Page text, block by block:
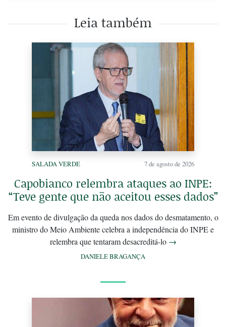
Leia também
SALADA VERDE 7 de agosto de 2026
Capobianco relembra ataques ao INPE:
“Teve gente que não aceitou esses dados”
Em evento de divulgação da queda nos dados do desmatamento, o
ministro do Meio Ambiente celebra a independência do INPE e
relembra que tentaram desacreditá-lo →
DANIELE BRAGANÇA